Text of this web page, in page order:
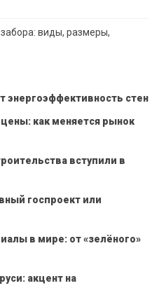
виды, размеры,
энергоэффективность стен
как меняется рынок
вступили в
госпроект или
в мире: от «зелёного»
акцент на